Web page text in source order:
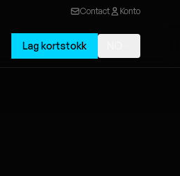
Contact Konto
Lag kortstokk